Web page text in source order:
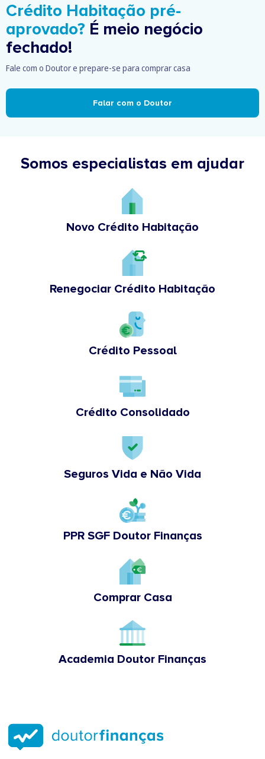
Crédito Habitação pré-
aprovado? É meio negócio
fechado!
Fale com o Doutor e prepare-se para comprar casa
Falar com o Doutor
Somos especialistas em ajudar
Novo Crédito Habitação
Renegociar Crédito Habitação
Crédito Pessoal
Crédito Consolidado
Seguros Vida e Não Vida
PPR SGF Doutor Finanças
Comprar Casa
Academia Doutor Finanças